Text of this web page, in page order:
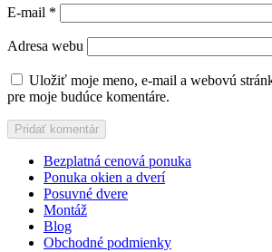
E-mail *
Adresa webu
Uložiť moje meno, e-mail a webovú
pre moje budúce komentáre.
Bezplatná cenová ponuka
Ponuka okien a dverí
Posuvné dvere
Montáž
Blog
Obchodné podmienky